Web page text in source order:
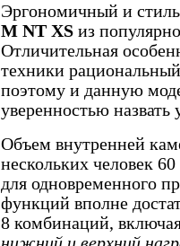
Эргономичный и
M NT XS из
Отличительная
техники
поэтому и данную
уверенностью
Объем внутренней
нескольких человек
для одновременного
функций вполне
8 комбинаций,